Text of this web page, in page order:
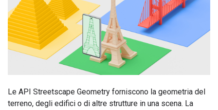
Le API Streetscape Geometry forniscono la geometria del
terreno, degli edifici o di altre strutture in una scena. La